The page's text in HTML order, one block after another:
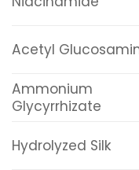
Acetyl
Ammonium
Glycyrrhizate
Hydrolyzed Silk